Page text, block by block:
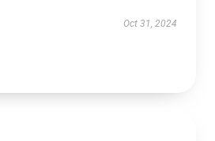
Oct 31, 2024